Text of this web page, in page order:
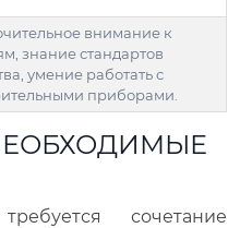
внимание к
знание стандартов
умение работать с
приборами.
сочетание